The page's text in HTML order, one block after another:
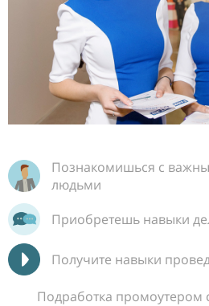
Познакомишься с
людьми
Приобретешь навыки
Получите навыки
Подработка промоутером